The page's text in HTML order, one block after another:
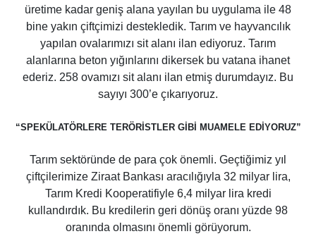
üretime kadar geniş alana yayılan bu uygulama ile 48
bine yakın çiftçimizi destekledik. Tarım ve hayvancılık
yapılan ovalarımızı sit alanı ilan ediyoruz. Tarım
alanlarına beton yığınlarını dikersek bu vatana ihanet
ederiz. 258 ovamızı sit alanı ilan etmiş durumdayız. Bu
sayıyı 300’e çıkarıyoruz.
“SPEKÜLATÖRLERE TERÖRİSTLER GİBİ MUAMELE EDİYORUZ”
Tarım sektöründe de para çok önemli. Geçtiğimiz yıl
çiftçilerimize Ziraat Bankası aracılığıyla 32 milyar lira,
Tarım Kredi Kooperatifiyle 6,4 milyar lira kredi
kullandırdık. Bu kredilerin geri dönüş oranı yüzde 98
oranında olmasını önemli görüyorum.